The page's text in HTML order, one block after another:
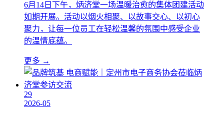
6月14日下午，炳济堂一场温暖治愈的集体团建活动
如期开展。活动以烟火相聚、以故事交心、以初心
聚力，让每一位员工在轻松温馨的氛围中感受企业
的温情底蕴。
更多 →
29
2026-05